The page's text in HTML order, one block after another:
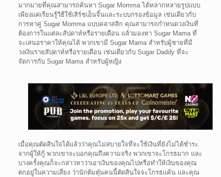
มากมายที่คุณสามารถค้นหา Sugar Momma ได้หลากหลายรูปแบบ
เพียงแค่เรียนรู้วิธีใช้เสิร์ชเอ็นจิ้นและระบบกรองข้อมูล เช่นเดียวกับ
การหาคู่ Sugar Momma แบบคลาสสิก คุณสามารถกำหนดวงเงินที่
ต้องการในแต่ละสัปดาห์หรือรายเดือน แล้วมองหา Sugar Mama ที่
จะเสนอราคาให้คุณได้ พวกเขามี Sugar Mama สำหรับผู้ชายที่มี
วงเงินรายสัปดาห์หรือรายเดือน เช่นเดียวกับ Sugar Daddy ที่จะ
จัดการกับ Sugar Mama สำหรับผู้หญิง
เมื่อคุณตัดสินใจได้แล้วว่าคุณไม่สบายใจที่จะใช้เงินที่ยังไม่ได้ชำระ
จากผู้ให้กู้ พวกเขาจะบอกคุณถึงความจริง พวกเขาจะโกรธมาก และ
บางครั้งคุณก็จะกล่าวหาว่าเอาเงินของคุณไปหรือทำให้เงินของคุณ
ตกอยู่ในความเสี่ยง ว่านักต้มตุ๋นคนนี้ตัดสินใจจะโกรธแค้น และคุณ